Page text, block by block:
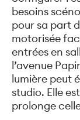
besoins
pour sa part
motorisée
entrées en
l’avenue
lumière peut
studio. Elle
prolonge